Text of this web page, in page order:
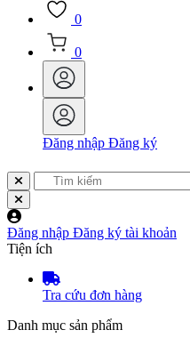
0
0
Đăng nhập Đăng ký
Đăng nhập Đăng ký tài khoản
Tiện ích
Tra cứu đơn hàng
Danh mục sản phẩm